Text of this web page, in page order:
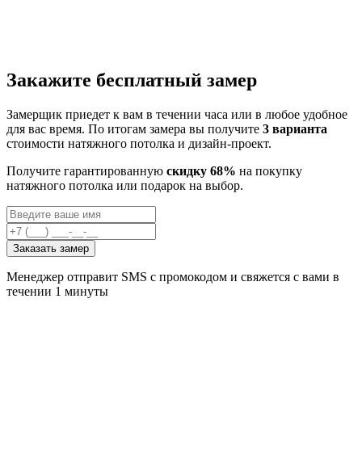
Закажите бесплатный замер
Замерщик приедет к вам в течении часа или в любое удобное
для вас время. По итогам замера вы получите 3 варианта
стоимости натяжного потолка и дизайн-проект.
Получите гарантированную скидку 68% на покупку
натяжного потолка или подарок на выбор.
Заказать замер
Менеджер отправит SMS с промокодом и свяжется с вами в
течении 1 минуты